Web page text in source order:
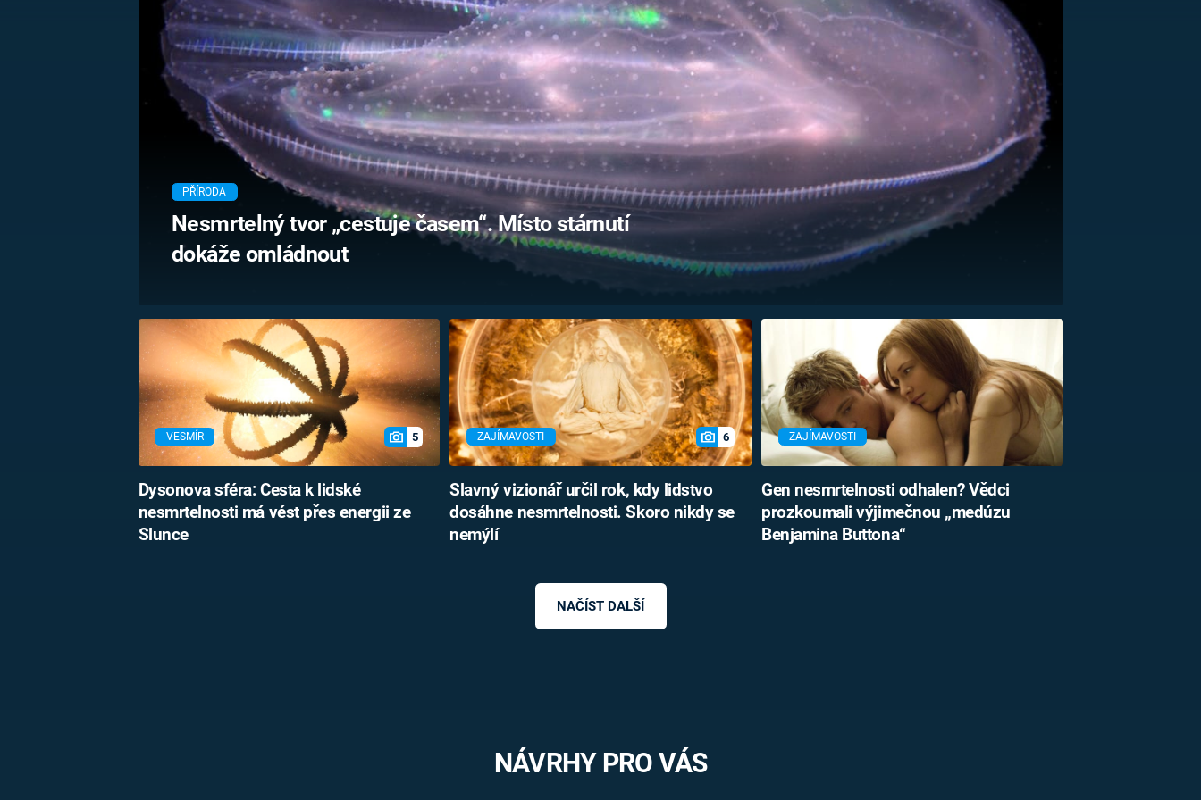
MARIE TEREZIE
NAPOLEON
BONAPARTE
BRITSKÁ
KRÁLOVSKÁ
RODINA
UFO A
MIMOZEMŠŤANÉ
UTAJENÉ PŘÍBĚHY
ČESKÝCH DĚJIN
ALTERNATIVNÍ
HISTORIE
FILMY VERSUS
REALITA
HORORY VERSUS
OPTICKÉ ILUZE A
KLAMY
PŘÍRODA
Nesmrtelný tvor „cestuje časem“. Místo stárnutí
dokáže omládnout
VESMÍR 5
Dysonova sféra: Cesta k lidské
nesmrtelnosti má vést přes energii ze
Slunce
ZAJÍMAVOSTI 6
Slavný vizionář určil rok, kdy lidstvo
dosáhne nesmrtelnosti. Skoro nikdy se
nemýlí
ZAJÍMAVOSTI
Gen nesmrtelnosti odhalen? Vědci
prozkoumali výjimečnou „medúzu
Benjamina Buttona“
NAČÍST DALŠÍ
NÁVRHY PRO VÁS